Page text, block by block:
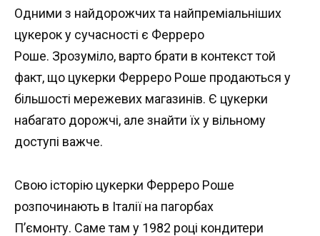
Одними з найдорожчих та найпреміальніших
цукерок у сучасності є Ферреро
Роше. Зрозуміло, варто брати в контекст той
факт, що цукерки Ферреро Роше продаються у
більшості мережевих магазинів. Є цукерки
набагато дорожчі, але знайти їх у вільному
доступі важче.
Свою історію цукерки Ферреро Роше
розпочинають в Італії на пагорбах
П’ємонту. Саме там у 1982 році кондитери